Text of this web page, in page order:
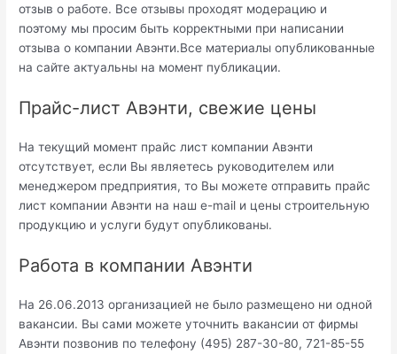
отзыв о работе. Все отзывы проходят модерацию и
поэтому мы просим быть корректными при написании
отзыва о компании Авэнти.Все материалы опубликованные
на сайте актуальны на момент публикации.
Прайс-лист Авэнти, свежие цены
На текущий момент прайс лист компании Авэнти
отсутствует, если Вы являетесь руководителем или
менеджером предприятия, то Вы можете отправить прайс
лист компании Авэнти на наш e-mail и цены строительную
продукцию и услуги будут опубликованы.
Работа в компании Авэнти
На 26.06.2013 организацией не было размещено ни одной
вакансии. Вы сами можете уточнить вакансии от фирмы
Авэнти позвонив по телефону (495) 287-30-80, 721-85-55